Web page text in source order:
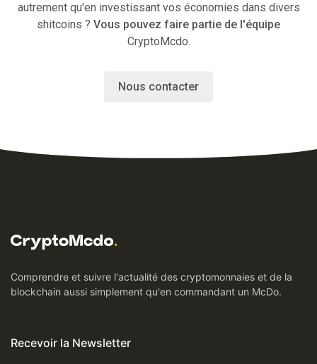
autrement qu'en investissant vos économies dans divers
shitcoins ? Vous pouvez faire partie de l'équipe
CryptoMcdo.
Nous contacter
Comprendre et suivre l'actualité des cryptomonnaies et de la
blockchain aussi simplement qu'en commandant un McDo.
Recevoir la Newsletter